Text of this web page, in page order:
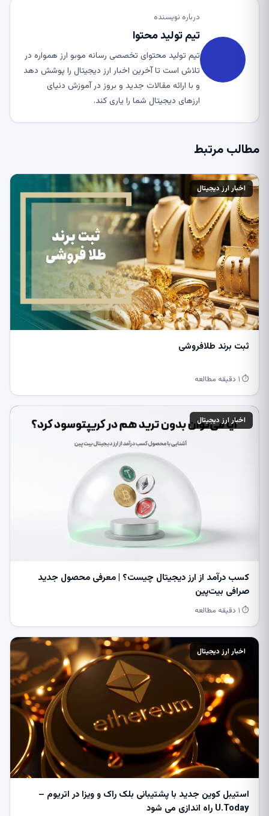
درباره نویسنده
تیم تولید محتوا
تیم تولید محتوای تخصصی رسانه موبو ارز همواره در
تلاش است تا آخرین اخبار ارز دیجیتال را پوشش دهد
و با ارائه مقالات جدید و بروز در آموزش دنیای
ارزهای دیجیتال شما را یاری کند.
مطالب مرتبط
اخبار ارز دیجیتال
ثبت برند طلافروشی
⏱ ۱ دقیقه مطالعه
اخبار ارز دیجیتال
کسب درآمد از ارز دیجیتال چیست؟ | معرفی محصول جدید
صرافی بیت‌پین
⏱ ۱ دقیقه مطالعه
اخبار ارز دیجیتال
استیبل کوین جدید با پشتیبانی بلک راک و ویزا در اتریوم –
U.Today راه اندازی می شود